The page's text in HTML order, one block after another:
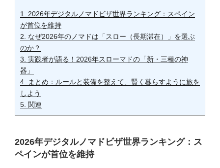
1.
2026年デジタルノマドビザ世界ランキング：スペイン
が首位を維持
2.
なぜ2026年のノマドは「スロー（長期滞在）」を選ぶ
のか？
3. 実践者が語る！2026年スローマドの「新・三種の神
器」
4.
まとめ：ルールと装備を整えて、賢く暮らすように旅を
しよう
5. 関連
2026年デジタルノマドビザ世界ランキング：ス
ペインが首位を維持